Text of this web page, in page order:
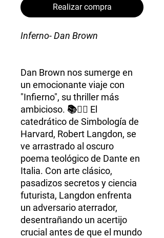
Realizar compra
Inferno- Dan Brown
Dan Brown nos sumerge en
un emocionante viaje con
"Infierno", su thriller más
ambicioso. 📚🕵️‍♂️ El
catedrático de Simbología de
Harvard, Robert Langdon, se
ve arrastrado al oscuro
poema teológico de Dante en
Italia. Con arte clásico,
pasadizos secretos y ciencia
futurista, Langdon enfrenta
un adversario aterrador,
desentrañando un acertijo
crucial antes de que el mundo